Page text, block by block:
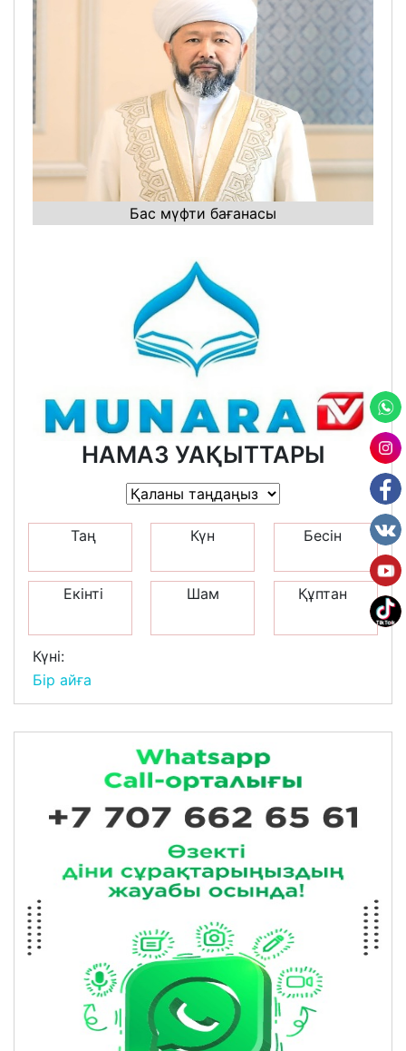
Бас мүфти бағанасы
НАМАЗ УАҚЫТТАРЫ
Таң Күн Бесін
Екінті Шам Құптан
Күні:
Бір айға